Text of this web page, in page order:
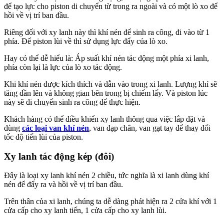
để tạo lực cho piston di chuyển từ trong ra ngoài và có một lò xo để
hồi về vị trí ban đầu.
Riêng đối với xy lanh này thì khí nén để sinh ra công, đi vào từ 1
phía. Để piston lùi về thì sử dụng lực đẩy của lò xo.
Hay có thể dễ hiểu là: Áp suất khí nén tác động một phía xi lanh,
phía còn lại là lực của lò xo tác động.
Khi khí nén được kích thích và dẫn vào trong xi lanh. Lượng khí sẽ
tăng dần lên và không gian bên trong bị chiếm lấy. Và piston lúc
này sẽ di chuyển sinh ra công để thực hiện.
Khách hàng có thể điều khiển xy lanh thông qua việc lắp đặt và
dùng các loại van khí nén, van đạp chân, van gạt tay để thay đổi
tốc độ tiến lùi của piston.
Xy lanh tác động kép (đôi)
Đây là loại xy lanh khí nén 2 chiều, tức nghĩa là xi lanh dùng khí
nén để đẩy ra và hồi về vị trí ban đầu.
Trên thân của xi lanh, chúng ta dễ dàng phát hiện ra 2 cửa khí với 1
cửa cấp cho xy lanh tiến, 1 cửa cấp cho xy lanh lùi.